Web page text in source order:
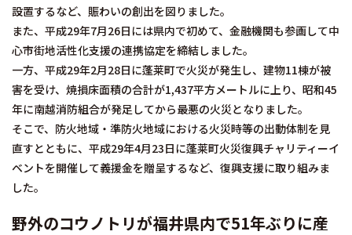
設置するなど、賑わいの創出を図りました。
また、平成29年7月26日には県内で初めて、金融機関も参画して中
心市街地活性化支援の連携協定を締結しました。
一方、平成29年2月28日に蓬莱町で火災が発生し、建物11棟が被
害を受け、焼損床面積の合計が1,437平方メートルに上り、昭和45
年に南越消防組合が発足してから最悪の火災となりました。
そこで、防火地域・準防火地域における火災時等の出動体制を見
直すとともに、平成29年4月23日に蓬莱町火災復興チャリティーイ
ベントを開催して義援金を贈呈するなど、復興支援に取り組みま
した。
野外のコウノトリが福井県内で51年ぶりに産